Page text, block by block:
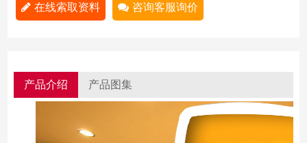
在线索取资料 咨询客服询价
产品介绍 产品图集